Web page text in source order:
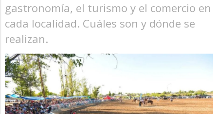
gastronomía, el turismo y el comercio en
cada localidad. Cuáles son y dónde se
realizan.